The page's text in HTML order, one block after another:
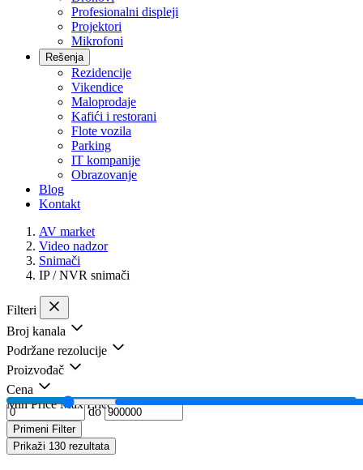
Profesionalni displeji
Projektori
Mikrofoni
Rešenja
Rezidencije
Vikendice
Maloprodaje
Kafići i restorani
Flote vozila
Parking
IT kompanije
Obrazovanje
Blog
Kontakt
AV market
Video nadzor
Snimači
IP / NVR snimači
Filteri
Broj kanala
Podržane rezolucije
Proizvođač
Cena
Min Price Max Price
do
Primeni Filter
Prikaži 130 rezultata